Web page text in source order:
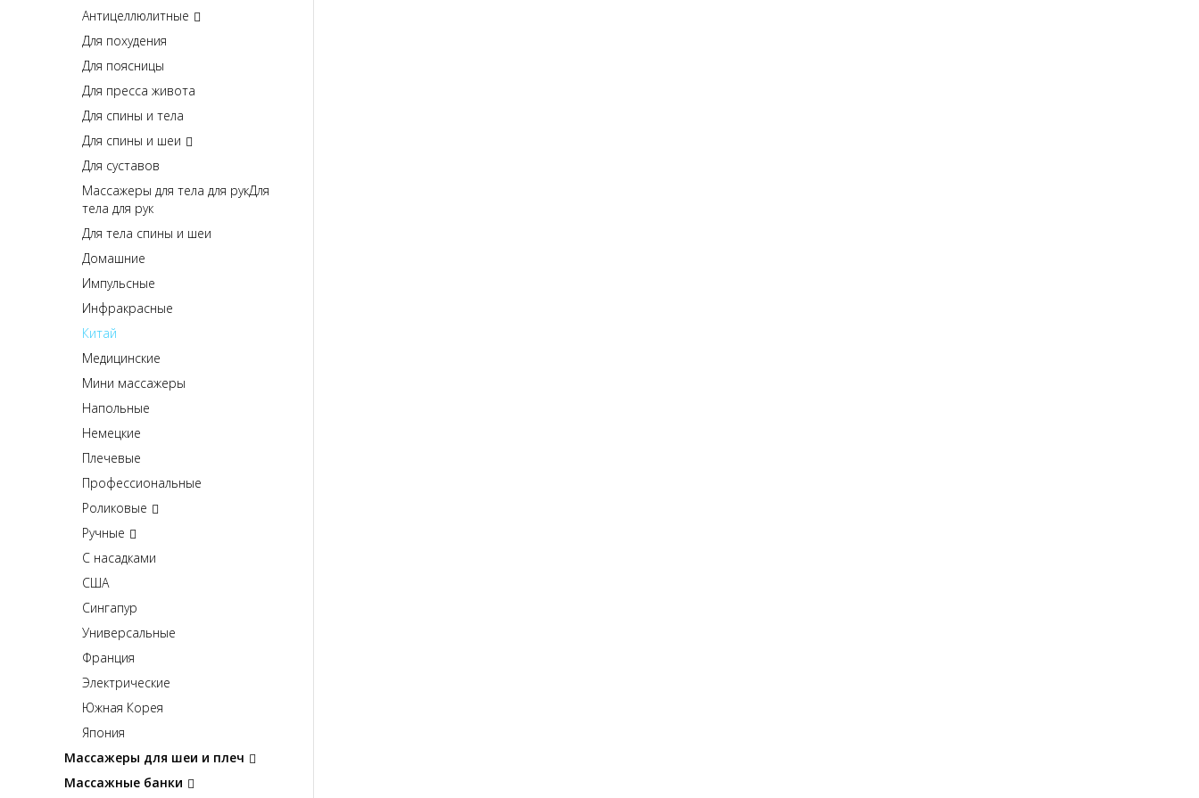
Антицеллюлитные
Для похудения
Для поясницы
Для пресса живота
Для спины и тела
Для спины и шеи
Для суставов
Массажеры для тела для рукДля
тела для рук
Для тела спины и шеи
Домашние
Импульсные
Инфракрасные
Китай
Медицинские
Мини массажеры
Напольные
Немецкие
Плечевые
Профессиональные
Роликовые
Ручные
С насадками
США
Сингапур
Универсальные
Франция
Электрические
Южная Корея
Япония
Массажеры для шеи и плеч
Массажные банки